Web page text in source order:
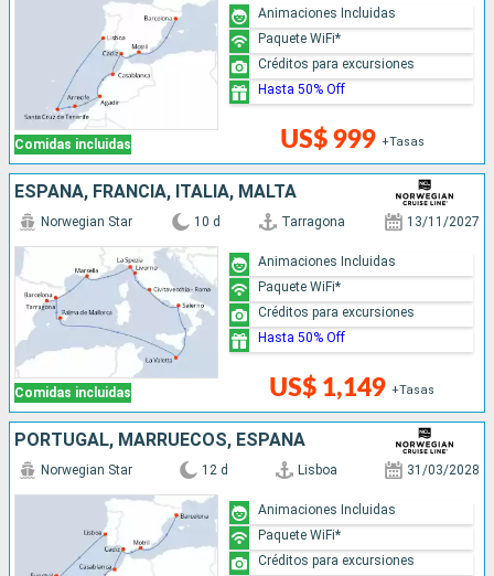
Comidas incluidas US$ 999 +Tasas
Animaciones Incluidas
Paquete WiFi*
Créditos para excursiones
Hasta 50% Off
ESPAÑA, FRANCIA, ITALIA, MALTA
Comidas incluidas
Norwegian Star 10 d Tarragona 13/11/2027
US$ 1,149 +Tasas
Animaciones Incluidas
Paquete WiFi*
Créditos para excursiones
Hasta 50% Off
PORTUGAL, MARRUECOS, ESPAÑA
Norwegian Star 12 d Lisboa 31/03/2028
Animaciones Incluidas
Paquete WiFi*
Créditos para excursiones